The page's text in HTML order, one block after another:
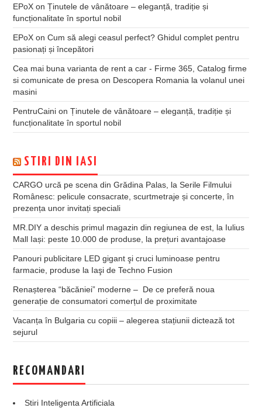
EPoX onȚinutele de vânătoare – eleganță, tradiție și
funcționalitate în sportul nobil
EPoX onCum să alegi ceasul perfect? Ghidul complet pentru
pasionați și începători
Cea mai buna varianta de rent a car - Firme 365, Catalog firme
si comunicate de presa on Descopera Romania la volanul unei
masini
PentruCaini onȚinutele de vânătoare – eleganță, tradiție și
funcționalitate în sportul nobil
STIRI DIN IASI
CARGO urcă pe scena din Grădina Palas, la Serile Filmului
Românesc: pelicule consacrate, scurtmetraje și concerte, în
prezența unor invitați speciali
MR.DIY a deschis primul magazin din regiunea de est, la Iulius
Mall Iași: peste 10.000 de produse, la prețuri avantajoase
Panouri publicitare LED gigant şi cruci luminoase pentru
farmacie, produse la Iaşi de Techno Fusion
Renașterea “băcăniei” moderne – De ce preferă noua
generație de consumatori comerțul de proximitate
Vacanța în Bulgaria cu copiii – alegerea stațiunii dictează tot
sejurul
RECOMANDARI
Stiri Inteligenta Artificiala